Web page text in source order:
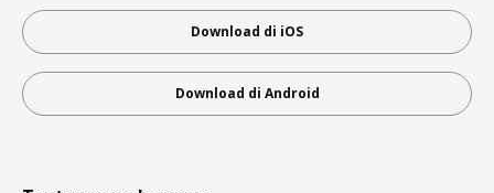
Download di iOS
Download di Android